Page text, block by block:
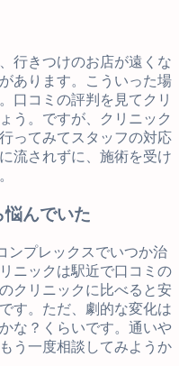
行きつけのお店が遠くな
あります。こういった場
口コミの評判を見てクリ
う。ですが、クリニック
ってみてスタッフの対応
流されずに、施術を受け
んでいた
ンプレックスでいつか治
ニックは駅近で口コミの
クリニックに比べると安
す。ただ、劇的な変化は
な？くらいです。通いや
う一度相談してみようか